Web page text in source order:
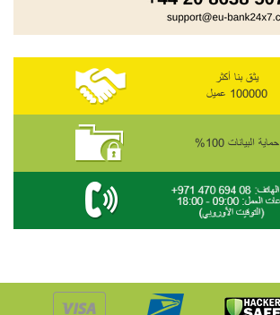
يثق بنا أكثر
100000 عميل
حماية البيانات 100%